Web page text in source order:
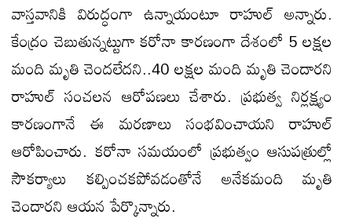
వాస్తవానికి విరుద్ధంగా ఉన్నాయంటూ రాహుల్ అన్నారు.
కేంద్రం చెబుతున్నట్టుగా కరోనా కారణంగా దేశంలో 5 లక్షల
మంది మృతి చెందలేదని..40 లక్షల మంది మృతి చెందారని
రాహుల్ సంచలన ఆరోపణలు చేశారు. ప్రభుత్వ నిర్లక్ష్యం
కారణంగానే ఈ మరణాలు సంభవించాయని రాహుల్
ఆరోపించారు. కరోనా సమయంలో ప్రభుత్వం ఆసుపత్రుల్లో
సౌకర్యాలు కల్పించకపోవడంతోనే అనేకమంది మృతి
చెందారని ఆయన పేర్కొన్నారు.